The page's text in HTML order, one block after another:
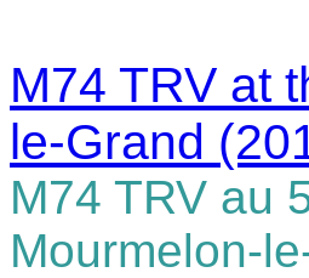
M74 TRV at
le-Grand
M74 TRV au
Mourmelon-